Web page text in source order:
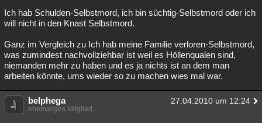
Ich hab Schulden-Selbstmord, ich bin süchtig-Selbstmord oder ich
will nicht in den Knast Selbstmord.
Ganz im Vergleich zu Ich hab meine Familie verloren-Selbstmord,
was zumindest nachvollziehbar ist weil es Höllenqualen sind,
niemanden mehr zu haben und es ja nichts ist an dem man
arbeiten könnte, ums wieder so zu machen wies mal war.
belphega 27.04.2010 um 12:24
ehemaliges Mitglied